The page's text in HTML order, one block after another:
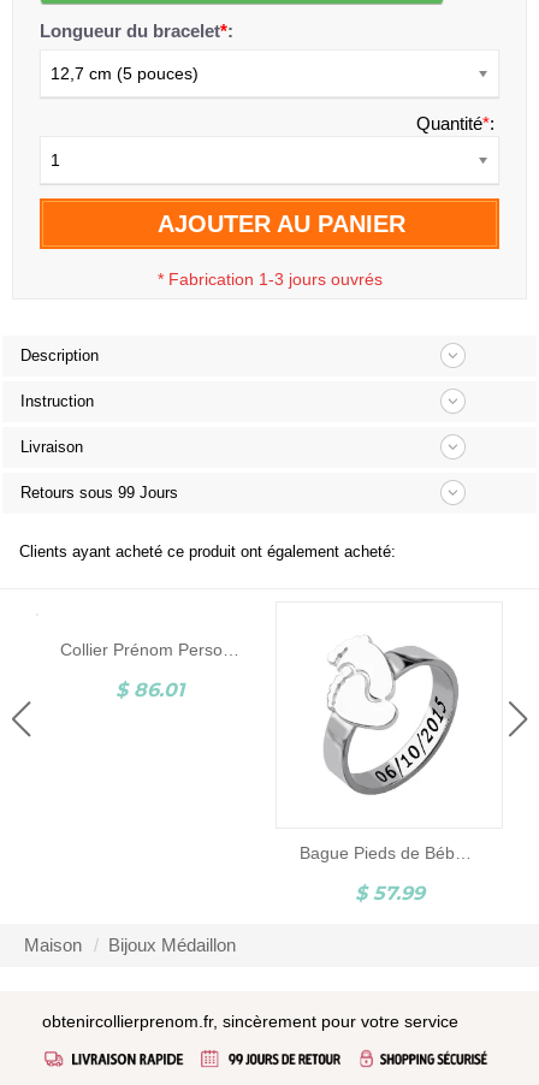
Longueur du bracelet*:
12,7 cm (5 pouces)
Quantité*:
1
AJOUTER AU PANIER
* Fabrication 1-3 jours ouvrés
Description
Instruction
Livraison
Retours sous 99 Jours
Clients ayant acheté ce produit ont également acheté:
Collier Prénom Personnalisé Pendentif Pieds de bébé Argent
$ 86.01
Bague Pieds de Bébé-Gravure-Argent
$ 57.99
Maison Bijoux Médaillon
obtenircollierprenom.fr, sincèrement pour votre service